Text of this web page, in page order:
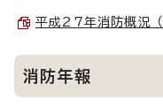
平成27年消防概況
消防年報